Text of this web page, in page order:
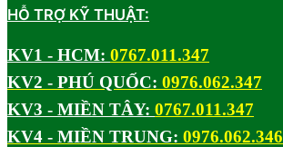
HỖ TRỢ KỸ THUẬT:
KV1 - HCM: 0767.011.347
KV2 - PHÚ QUỐC: 0976.062.347
KV3 - MIỀN TÂY: 0767.011.347
KV4 - MIỀN TRUNG: 0976.062.346